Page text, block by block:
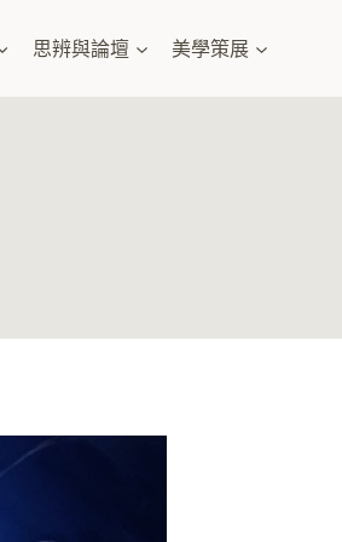
思辨與論壇 美學策展